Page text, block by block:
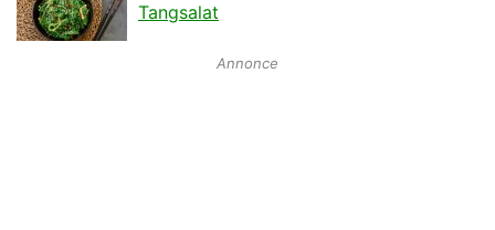
Tangsalat
Annonce